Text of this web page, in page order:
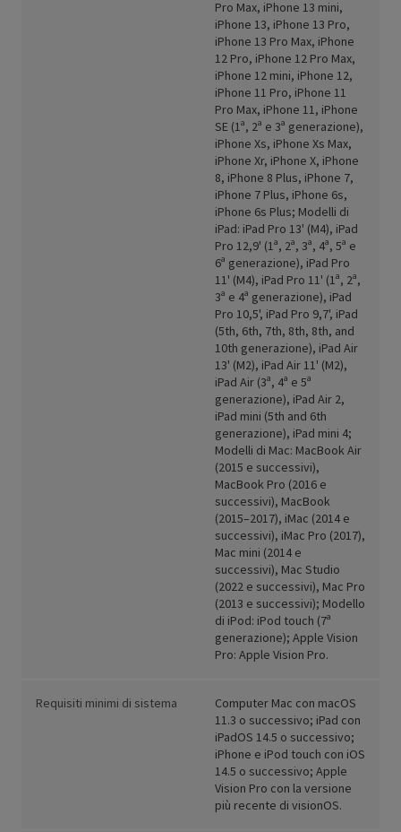
Pro Max, iPhone 13 mini,
iPhone 13, iPhone 13 Pro,
iPhone 13 Pro Max, iPhone
12 Pro, iPhone 12 Pro Max,
iPhone 12 mini, iPhone 12,
iPhone 11 Pro, iPhone 11
Pro Max, iPhone 11, iPhone
SE (1ª, 2ª e 3ª generazione),
iPhone Xs, iPhone Xs Max,
iPhone Xr, iPhone X, iPhone
8, iPhone 8 Plus, iPhone 7,
iPhone 7 Plus, iPhone 6s,
iPhone 6s Plus; Modelli di
iPad: iPad Pro 13' (M4), iPad
Pro 12,9' (1ª, 2ª, 3ª, 4ª, 5ª e
6ª generazione), iPad Pro
11' (M4), iPad Pro 11' (1ª, 2ª,
3ª e 4ª generazione), iPad
Pro 10,5', iPad Pro 9,7', iPad
(5th, 6th, 7th, 8th, 8th, and
10th generazione), iPad Air
13' (M2), iPad Air 11' (M2),
iPad Air (3ª, 4ª e 5ª
generazione), iPad Air 2,
iPad mini (5th and 6th
generazione), iPad mini 4;
Modelli di Mac: MacBook Air
(2015 e successivi),
MacBook Pro (2016 e
successivi), MacBook
(2015–2017), iMac (2014 e
successivi), iMac Pro (2017),
Mac mini (2014 e
successivi), Mac Studio
(2022 e successivi), Mac Pro
(2013 e successivi); Modello
di iPod: iPod touch (7ª
generazione); Apple Vision
Pro: Apple Vision Pro.
Requisiti minimi di sistema
Computer Mac con macOS
11.3 o successivo; iPad con
iPadOS 14.5 o successivo;
iPhone e iPod touch con iOS
14.5 o successivo; Apple
Vision Pro con la versione
più recente di visionOS.